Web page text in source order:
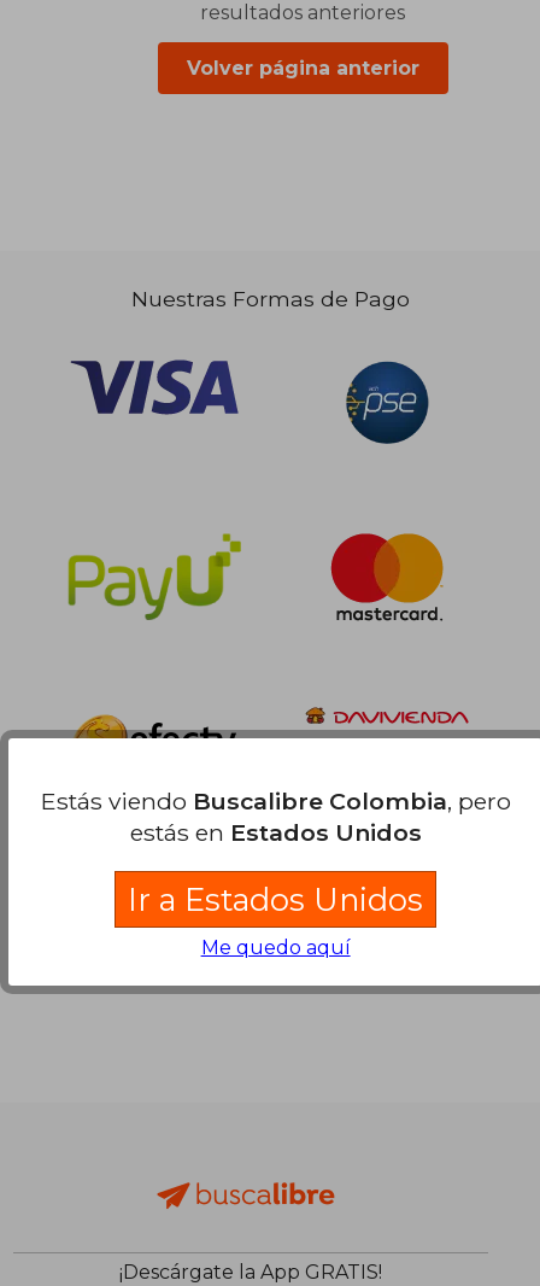
resultados anteriores
Volver página anterior
Nuestras Formas de Pago
¡Descárgate la App GRATIS!
Estás viendo Buscalibre Colombia, pero
estás en Estados Unidos
Ir a Estados Unidos
Me quedo aquí